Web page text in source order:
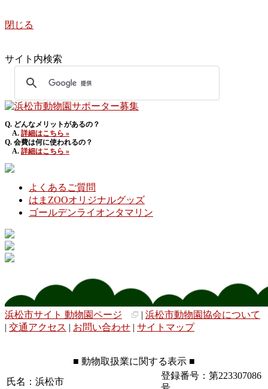
閉じる
サイト内検索
Q. どんなメリットがあるの？
A. 詳細はこちら »
Q. 会費は何に使われるの？
A. 詳細はこちら »
よくあるご質問
はまZOOオリジナルグッズ
ゴールデンライオンタマリン
浜松市サイト 動物園ページ | 浜松市動物園協会について
| 交通アクセス | お問い合わせ | サイトマップ
■ 動物取扱業に関する表示 ■
氏名：浜松市
登録番号：第223307086